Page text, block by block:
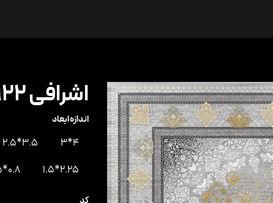
اشرافی 732922
اندازه ابعاد
4*3
3.5*2.5
2.25*1.5
0.8*0.5